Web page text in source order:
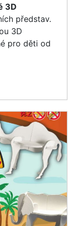
3D
představ.
3D
pro děti od